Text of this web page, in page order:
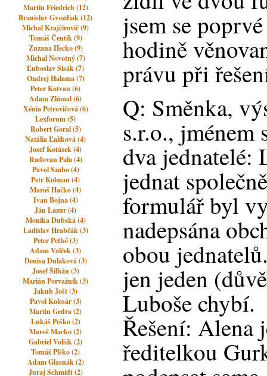
Martin Friedrich (12)
Branislav Gvozdiak (12)
Michal Krajčírovič (9)
Tomáš Čentík (9)
Zuzana Hecko (9)
Michal Novotný (7)
Ľuboslav Sisák (7)
Ondrej Halama (7)
Peter Kotvan (6)
Adam Zlámal (6)
Xénia Petrovičová (6)
Lexforum (5)
Robert Goral (5)
Natália Ľalíková (4)
Josef Kotásek (4)
Radovan Pala (4)
Pavol Szabo (4)
Petr Kolman (4)
Maroš Hačko (4)
Ivan Bojna (4)
Ján Lazur (4)
Monika Dubská (4)
Ladislav Hrabčák (3)
Peter Pethő (3)
Adam Valček (3)
Denisa Dulaková (3)
Josef Šilhán (3)
Marián Porvažník (3)
Jakub Jošt (3)
Pavol Kolesár (3)
Martin Gedra (2)
Lukáš Peško (2)
Maroš Macko (2)
Gabriel Volšík (2)
Tomáš Plško (2)
Adam Glasnák (2)
Juraj Schmidt (2)
jsem se
hodině
právu při
Q: Směnka,
s.r.o., jménem
dva jednatelé:
jednat
formulář byl
nadepsána
obou
jen jeden
Luboše chybí.
Řešení: Alena
ředitelkou